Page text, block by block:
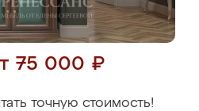
75 000 ₽
точную стоимость!